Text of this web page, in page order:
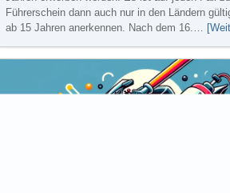
Führerschein dann auch nur in den Ländern
ab 15 Jahren anerkennen. Nach dem 16.…